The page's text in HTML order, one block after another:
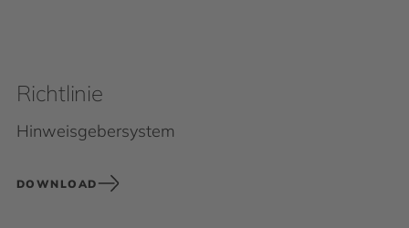
Richtlinie
Hinweisgebersystem
DOWNLOAD